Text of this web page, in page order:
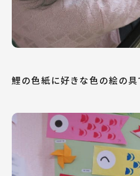
鯉の色紙に好きな色の絵の具